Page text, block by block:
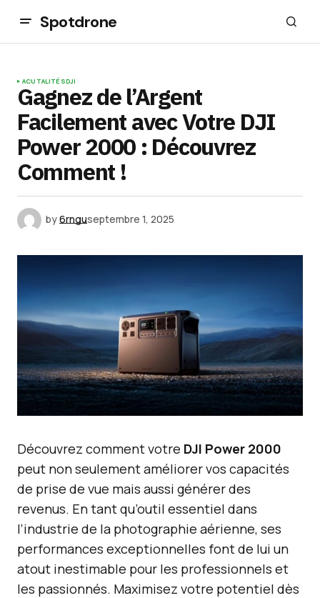
Spotdrone
ACUTALITÉSDJI
Gagnez de l’Argent
Facilement avec Votre DJI
Power 2000 : Découvrez
Comment !
by6rnguseptembre 1, 2025
Découvrez comment votre DJI Power 2000
peut non seulement améliorer vos capacités
de prise de vue mais aussi générer des
revenus. En tant qu’outil essentiel dans
l’industrie de la photographie aérienne, ses
performances exceptionnelles font de lui un
atout inestimable pour les professionnels et
les passionnés. Maximisez votre potentiel dès